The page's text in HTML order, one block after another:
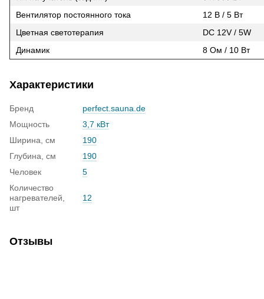
Вентилятор постоянного тока
12 В / 5 Вт
Цветная светотерапия
DC 12V / 5W
Динамик
8 Ом / 10 Вт
Характеристики
Бренд
perfect.sauna.de
Мощность
3,7 кВт
Ширина, см
190
Глубина, см
190
Человек
5
Количество
нагревателей,
шт
12
Отзывы